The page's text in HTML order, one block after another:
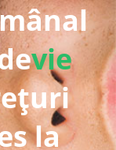
vie
la